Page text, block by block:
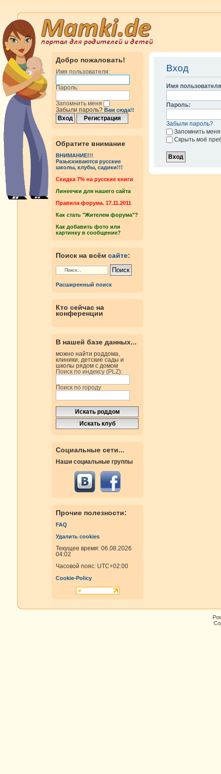
Добро пожаловать!
Имя пользователя:
Пароль:
Запомнить меня
Забыли пароль? Вам сюда!!
Обратите внимание
ВНИМАНИЕ!!!
Разыскиваются русские
школы, клубы, садики!!!
Cкидка 7% на русские книги
Линеечки для нашего сайта
Правила форума. 17.11.2011
Как стать "Жителем форума"?
Как добавить фото или
картинку в сообщение?
Поиск на всём сайте:
Расширенный поиск
Кто сейчас на
конференции
В нашей базе данных...
можно найти роддома,
клиники, детские сады и
школы рядом с домом
Поиск по индексу (PLZ):
Поиск по городу
Социальные сети...
Наши социальные группы
Прочие полезности:
FAQ
Удалить cookies
Текущее время: 06.08.2026
04:02
Часовой пояс: UTC+02:00
Cookie-Policy
Вход
Имя
Пароль:
Забыли пароль?
Запомнить меня
Скрыть моё